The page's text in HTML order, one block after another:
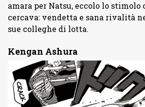
amara per Natsu, eccolo lo stimolo
cercava: vendetta e sana rivalità
sue colleghe di lotta.
Kengan Ashura